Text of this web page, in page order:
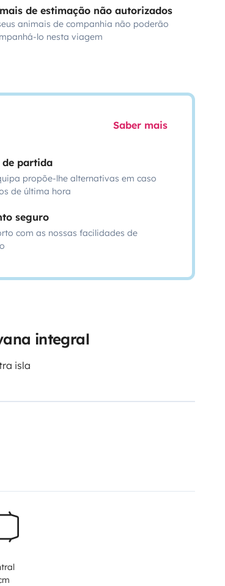
de estimação não autorizados
animais de companhia não poderão
lo nesta viagem
Saber mais
partida
propõe-lhe alternativas em caso
de última hora
seguro
com as nossas facilidades de
integral
isla